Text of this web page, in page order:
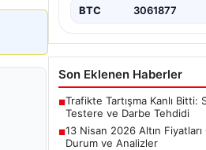
BTC 3061877
Son Eklenen Haberler
■Trafikte Tartışma Kanlı Bitti:
Testere ve Darbe Tehdidi
■13 Nisan 2026 Altın Fiyatları
Durum ve Analizler